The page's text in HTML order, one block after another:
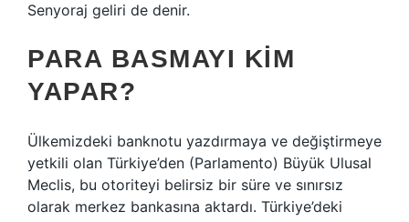
Senyoraj geliri de denir.
PARA BASMAYI KIM
YAPAR?
Ülkemizdeki banknotu yazdırmaya ve değiştirmeye
yetkili olan Türkiye’den (Parlamento) Büyük Ulusal
Meclis, bu otoriteyi belirsiz bir süre ve sınırsız
olarak merkez bankasına aktardı. Türkiye’deki